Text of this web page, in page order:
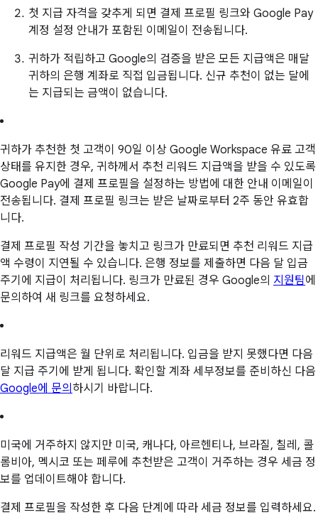
첫 지급 자격을 갖추게 되면 결제 프로필 링크와 Google Pay
계정 설정 안내가 포함된 이메일이 전송됩니다.
귀하가 적립하고 Google의 검증을 받은 모든 지급액은 매달
귀하의 은행 계좌로 직접 입금됩니다. 신규 추천이 없는 달에
는 지급되는 금액이 없습니다.
귀하가 추천한 첫 고객이 90일 이상 Google Workspace 유료 고객
상태를 유지한 경우, 귀하께서 추천 리워드 지급액을 받을 수 있도록
Google Pay에 결제 프로필을 설정하는 방법에 대한 안내 이메일이
전송됩니다. 결제 프로필 링크는 받은 날짜로부터 2주 동안 유효합
니다.
결제 프로필 작성 기간을 놓치고 링크가 만료되면 추천 리워드 지급
액 수령이 지연될 수 있습니다. 은행 정보를 제출하면 다음 달 입금
주기에 지급이 처리됩니다. 링크가 만료된 경우 Google의 지원팀에
문의하여 새 링크를 요청하세요.
리워드 지급액은 월 단위로 처리됩니다. 입금을 받지 못했다면 다음
달 지급 주기에 받게 됩니다. 확인할 계좌 세부정보를 준비하신 다음
Google에 문의 하시기 바랍니다.
미국에 거주하지 않지만 미국, 캐나다, 아르헨티나, 브라질, 칠레, 콜
롬비아, 멕시코 또는 페루에 추천받은 고객이 거주하는 경우 세금 정
보를 업데이트해야 합니다.
결제 프로필을 작성한 후 다음 단계에 따라 세금 정보를 입력하세요.